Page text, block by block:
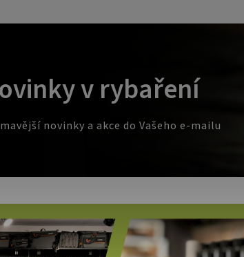
v rybaření
novinky a akce do Vašeho e-mailu